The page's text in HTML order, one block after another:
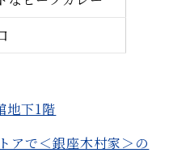
地下1階
アで＜銀座木村家＞の